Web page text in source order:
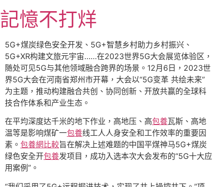
至
主
要
內
容
記憶不打烊
5G+煤炭绿色安全开发、5G+智慧乡村助力乡村振兴、
5G+XR构建文旅元宇宙……在2023世界5G大会展览体验区，
随处可见5G与其他领域融合跨界的场景。12月6日，2023世
界5G大会在河南省郑州市开幕，大会以“5G变革 共绘未来”
为主题，推动构建融合共创、协同创新、开放共赢的全球科
技合作体系和产业生态。
在平均深度达千米的地下作业，高地压、高包養瓦斯、高地
温等是影响煤矿一包養线工人人身安全和工作效率的重要因
素。 包養網比較旨在解决上述难题的中国平煤神马5G+煤炭
绿色安全开包養发项目，成功入选本次大会发布的“5G十大应
用案例”。